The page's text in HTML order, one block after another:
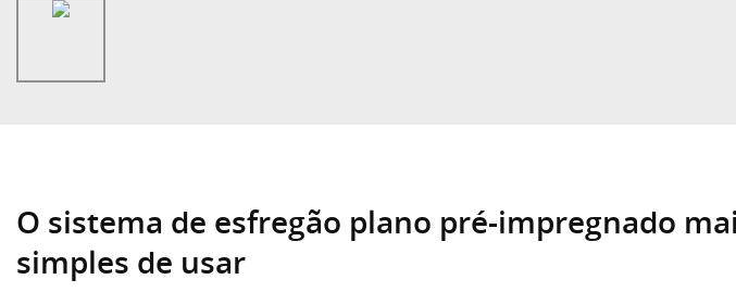
O sistema de esfregão plano pré-impregnado
simples de usar